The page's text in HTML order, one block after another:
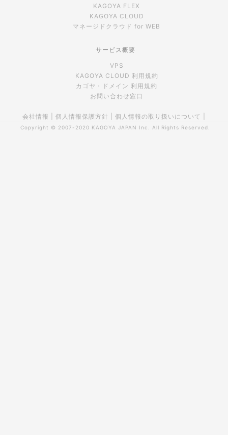
KAGOYA FLEX
KAGOYA CLOUD
マネージドクラウド for WEB
サービス概要
VPS
KAGOYA CLOUD 利用規約
カゴヤ・ドメイン 利用規約
お問い合わせ窓口
会社情報 個人情報保護方針 個人情報の取り扱いについて
Copyright © 2007-2020 KAGOYA JAPAN Inc. All Rights Reserved.